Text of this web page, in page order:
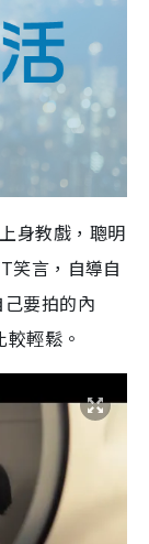
身教戲，聰明
笑言，自導自
要拍的內
輕鬆。